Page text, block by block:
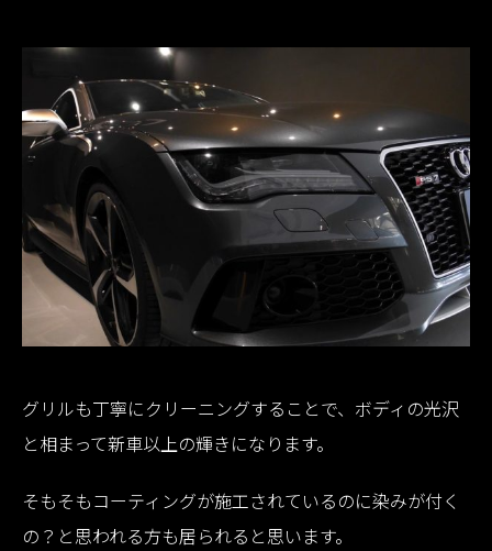
グリルも丁寧にクリーニングすることで、ボディの光沢
と相まって新車以上の輝きになります。
そもそもコーティングが施工されているのに染みが付く
の？と思われる方も居られると思います。